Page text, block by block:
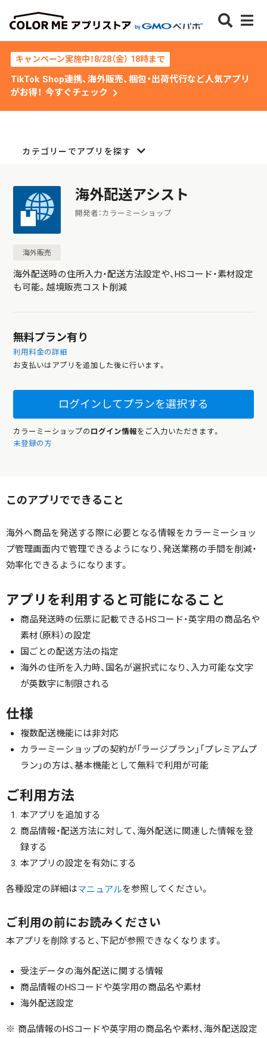
キャンペーン実施中！8/28（金） 18時まで
TikTok Shop連携、海外販売、梱包・出荷代行など人気アプリ
がお得！ 今すぐチェック chevron_right
カテゴリーでアプリを探す
海外配送アシスト
開発者：カラーミーショップ
海外販売
海外配送時の住所入力・配送方法設定や、HSコード・素材設定
も可能。越境販売コスト削減
無料プラン有り
利用料金の詳細
お支払いはアプリを追加した後に行います。
ログインしてプランを選択する
カラーミーショップの ログイン情報をご入力いただきます。
未登録の方
このアプリでできること
海外へ商品を発送する際に必要となる情報をカラーミーショッ
プ管理画面内で管理できるようになり、発送業務の手間を削減・
効率化できるようになります。
アプリを利用すると可能になること
商品発送時の伝票に記載できるHSコード・英字用の商品名や
素材（原料）の設定
国ごとの配送方法の指定
海外の住所を入力時、国名が選択式になり、入力可能な文字
が英数字に制限される
仕様
複数配送機能には非対応
カラーミーショップの契約が「ラージプラン」「プレミアムプ
ラン」の方は、基本機能として無料で利用が可能
ご利用方法
本アプリを追加する
商品情報・配送方法に対して、海外配送に関連した情報を登
録する
本アプリの設定を有効にする
各種設定の詳細はマニュアルを参照してください。
ご利用の前にお読みください
本アプリを削除すると、下記が参照できなくなります。
受注データの海外配送に関する情報
商品情報のHSコードや英字用の商品名や素材
海外配送設定
※ 商品情報のHSコードや英字用の商品名や素材、海外配送設定